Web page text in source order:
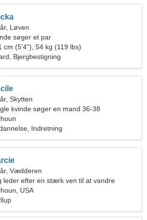
Løven
søger et par
cm (5'4"), 54 kg (119 lbs)
Bjergbestigning
Skytten
kvinde søger en mand 36-38
Indretning
Vædderen
leder efter en stærk ven til at vandre
USA